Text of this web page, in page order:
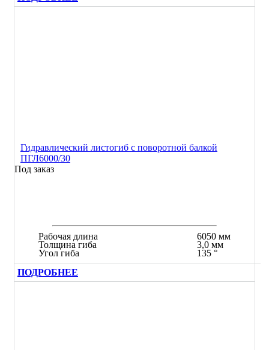
Гидравлический листогиб с поворотной балкой
ПГЛ6000/30
Под заказ
Рабочая длина
Толщина гиба
Угол гиба
6050 мм
3,0 мм
135 °
ПОДРОБНЕЕ